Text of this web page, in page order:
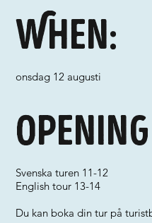
When:
onsdag 12 augusti
Svenska turen 11-12
English tour 13-14
Du kan boka din tur på